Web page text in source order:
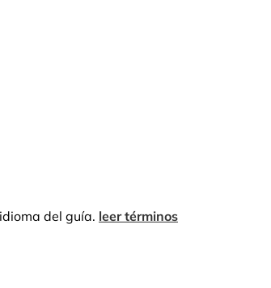
del guía. leer términos